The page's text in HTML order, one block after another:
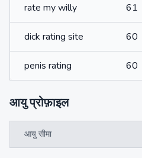
rate my willy 61
dick rating site 60
penis rating 60
आयु प्रोफ़ाइल
आयु सीमा